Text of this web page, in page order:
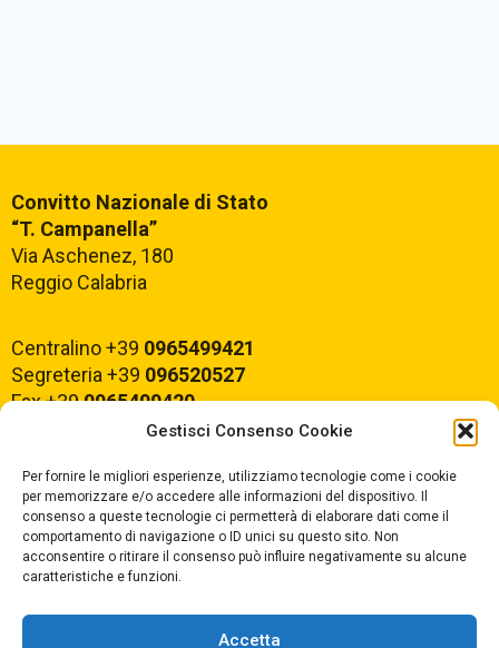
Gestisci Consenso Cookie
Per fornire le migliori esperienze, utilizziamo tecnologie come i cookie
per memorizzare e/o accedere alle informazioni del dispositivo. Il
consenso a queste tecnologie ci permetterà di elaborare dati come il
comportamento di navigazione o ID unici su questo sito. Non
acconsentire o ritirare il consenso può influire negativamente su alcune
caratteristiche e funzioni.
Accetta
Convitto Nazionale di Stato
“T. Campanella”
Via Aschenez, 180
Reggio Calabria
Centralino +39 0965499421
Segreteria +39 096520527
Fax +390965499420
E-mail: rcvc010005@istruzione.it
PEC:rcvc010005@pec.istruzione.it
ORARIO DI APERTURA
Dal lunedì al Venerdì
dalle ore 07,00 alle ore 18,30